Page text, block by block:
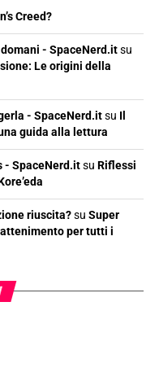
Creed?
- SpaceNerd.itsu
Le origini della
- SpaceNerd.itsu Il
guida alla lettura
- SpaceNerd.itsu Riflessi
riuscita?su Super
per tutti i